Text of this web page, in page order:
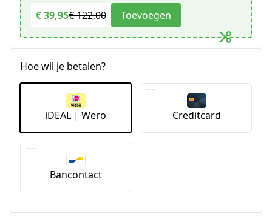
€ 39,95€ 122,00 Toevoegen
Hoe wil je betalen?
iDEAL | Wero Creditcard
Bancontact